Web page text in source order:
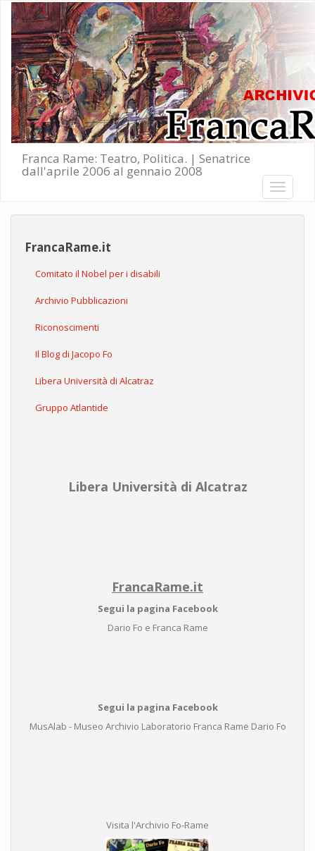
Salta al contenuto principale
Franca Rame: Teatro, Politica. | Senatrice
dall'aprile 2006 al gennaio 2008
Toggle
FrancaRame.it
Comitato il Nobel per i disabili
Archivio Pubblicazioni
Riconoscimenti
Il Blog di Jacopo Fo
Libera Università di Alcatraz
Gruppo Atlantide
Libera Università di Alcatraz
FrancaRame.it
Segui la pagina Facebook
Dario Fo e Franca Rame
Segui la pagina Facebook
MusAlab - Museo Archivio Laboratorio Franca Rame Dario Fo
Visita l'Archivio Fo-Rame